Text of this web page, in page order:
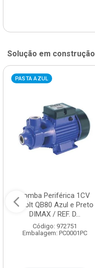
Solução em construção
PASTA AZUL
Bomba Periférica 1CV
Bivolt QB80 Azul e Preto
DIMAX / REF. D...
Código: 972751
Embalagem: PC0001PC